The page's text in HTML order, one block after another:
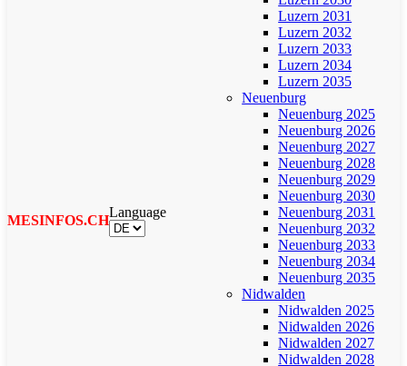
MESINFOS.CH
Language
Luzern 2031
Luzern 2032
Luzern 2033
Luzern 2034
Luzern 2035
Neuenburg
Neuenburg 2025
Neuenburg 2026
Neuenburg 2027
Neuenburg 2028
Neuenburg 2029
Neuenburg 2030
Neuenburg 2031
Neuenburg 2032
Neuenburg 2033
Neuenburg 2034
Neuenburg 2035
Nidwalden
Nidwalden 2025
Nidwalden 2026
Nidwalden 2027
Nidwalden 2028